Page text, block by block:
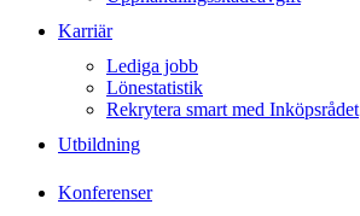
Karriär
Lediga jobb
Lönestatistik
Rekrytera smart med Inköpsrådet
Utbildning
Konferenser